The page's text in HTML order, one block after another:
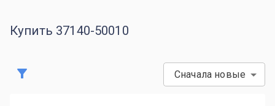
Купить 37140-50010
Сначала новые